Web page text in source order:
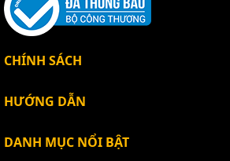
CHÍNH SÁCH
HƯỚNG DẪN
DANH MỤC NỔI BẬT